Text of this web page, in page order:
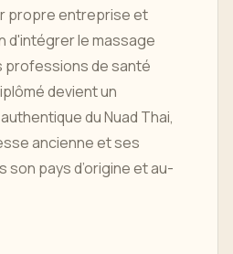
propre entreprise et
d'intégrer le massage
professions de santé
devient un
du Nuad Thai,
ancienne et ses
pays d’origine et au-